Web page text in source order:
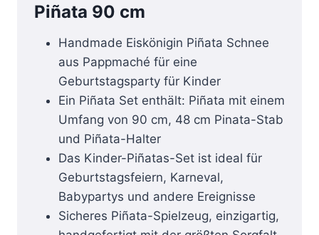
Piñata 90 cm
Handmade Eiskönigin Piñata Schnee
aus Pappmaché für eine
Geburtstagsparty für Kinder
Ein Piñata Set enthält: Piñata mit einem
Umfang von 90 cm, 48 cm Pinata-Stab
und Piñata-Halter
Das Kinder-Piñatas-Set ist ideal für
Geburtstagsfeiern, Karneval,
Babypartys und andere Ereignisse
Sicheres Piñata-Spielzeug, einzigartig,